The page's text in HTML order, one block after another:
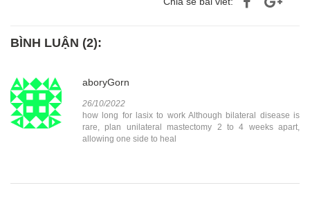
BÌNH LUẬN (2):
aboryGorn
26/10/2022
how long for lasix to work Although bilateral disease is
rare, plan unilateral mastectomy 2 to 4 weeks apart,
allowing one side to heal